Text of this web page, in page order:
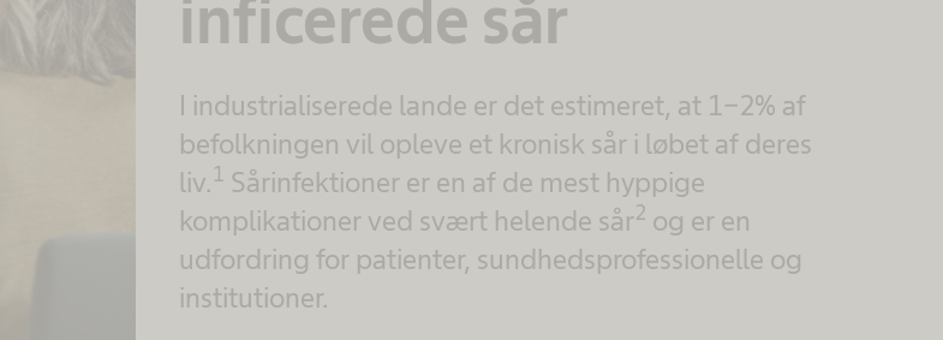
inficerede sår
I industrialiserede lande er det estimeret, at 1-2% af
befolkningen vil opleve et kronisk sår i løbet af deres
liv. 1 Sårinfektioner er en af de mest hyppige
komplikationer ved svært helende sår2 og er en
udfordring for patienter, sundhedsprofessionelle og
institutioner.